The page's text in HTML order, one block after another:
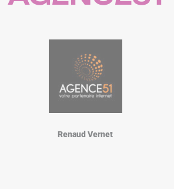
Renaud Vernet